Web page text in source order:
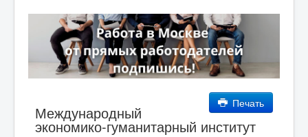
Печать
Международный
экономико-гуманитарный институт